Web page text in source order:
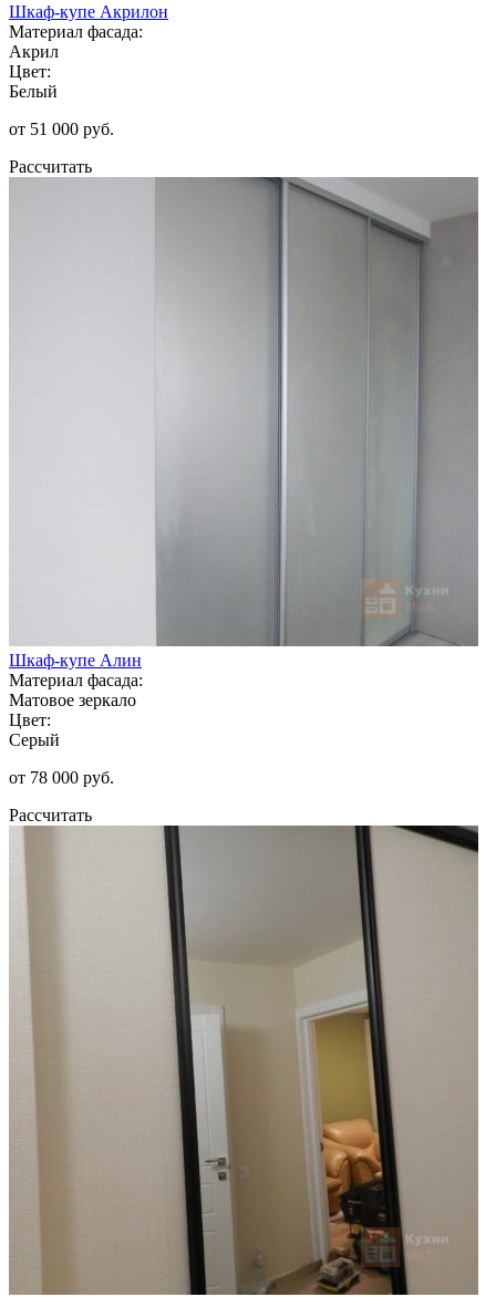
Шкаф-купе Акрилон
Материал фасада:
Акрил
Цвет:
Белый
от 51 000 руб.
Рассчитать
Шкаф-купе Алин
Материал фасада:
Матовое зеркало
Цвет:
Серый
от 78 000 руб.
Рассчитать